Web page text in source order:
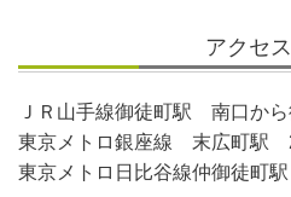
アクセ
ＪＲ山手線御徒町駅 南口か
東京メトロ銀座線 末広町駅
東京メトロ日比谷線仲御徒町